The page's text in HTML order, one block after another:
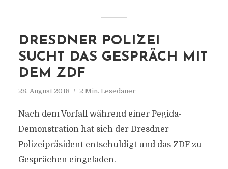
DRESDNER POLIZEI
SUCHT DAS GESPRÄCH MIT
DEM ZDF
28. August 2018 2 Min. Lesedauer
Nach dem Vorfall während einer Pegida-
Demonstration hat sich der Dresdner
Polizeipräsident entschuldigt und das ZDF zu
Gesprächen eingeladen.